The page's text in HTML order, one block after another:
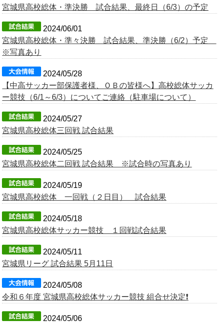
宮城県高校総体・準決勝 試合結果、最終日（6/3）の予定
2024/06/01
宮城県高校総体・準々決勝 試合結果、準決勝（6/2）予定
※写真あり
2024/05/28
【中高サッカー部保護者様、ＯＢの皆様へ】高校総体サッカ
ー競技（6/1～6/3）についてご連絡（駐車場について）
2024/05/27
宮城県高校総体三回戦 試合結果
2024/05/25
宮城県高校総体二回戦 試合結果 ※試合時の写真あり
2024/05/19
宮城県高校総体 一回戦（２日目） 試合結果
2024/05/18
宮城県高校総体サッカー競技 １回戦試合結果
2024/05/11
宮城県リーグ 試合結果 5月11日
2024/05/08
令和６年度 宮城県高校総体サッカー競技 組合せ決定❗️
2024/05/06